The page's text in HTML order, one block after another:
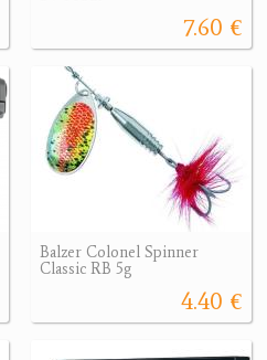
7.60 €
Balzer Colonel Spinner
Classic RB 5g
4.40 €